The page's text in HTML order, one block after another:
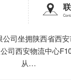
司坐拥陕西省西
司西安物流中心
从…